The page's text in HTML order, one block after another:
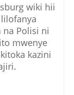
wiki hii
na Polisi ni
mwenye
kazini